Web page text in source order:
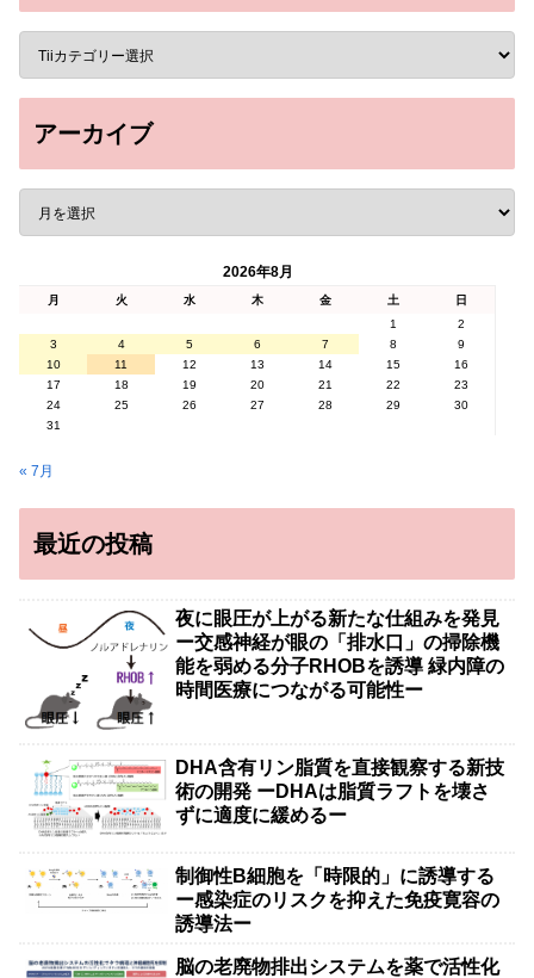
アーカイブ
2026年8月
月 火 水 木 金 土
日
1
2
3
4 5 6 7 8
9
10
11 12 13 14 15
16
17
18 19 20 21 22
23
24
25 26 27 28 29
30
31
« 7月
最近の投稿
夜に眼圧が上がる新たな仕組みを発見
ー交感神経が眼の「排水口」の掃除機
能を弱める分子RHOBを誘導 緑内障の
時間医療につながる可能性ー
DHA含有リン脂質を直接観察する新技
術の開発 ーDHAは脂質ラフトを壊さ
ずに適度に緩めるー
制御性B細胞を「時限的」に誘導する
ー感染症のリスクを抑えた免疫寛容の
誘導法ー
脳の老廃物排出システムを薬で活性化